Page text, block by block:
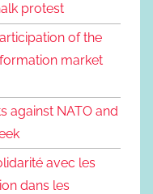
protest
of the
market
against NATO and
avec les
dans les